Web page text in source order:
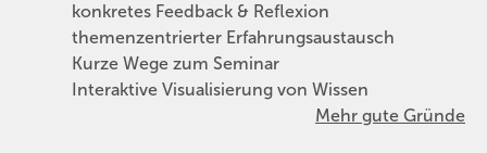
konkretes Feedback & Reflexion
themenzentrierter Erfahrungsaustausch
Kurze Wege zum Seminar
Interaktive Visualisierung von Wissen
Mehr gute Gründe